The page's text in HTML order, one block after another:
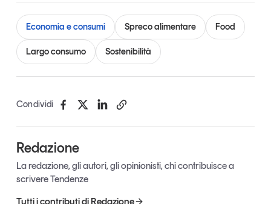
Tendenze è il magazine di GS1 Italy che racconta in
modo indipendente il cambiamento e le sfide del largo
consumo e dell’economia a professionisti e
consumatori
Economia e consumi Spreco alimentare Food
Largo consumo Sostenibilità
Condividi
Redazione
La redazione, gli autori, gli opinionisti, chi contribuisce a
scrivere Tendenze
Tutti i contributi di Redazione